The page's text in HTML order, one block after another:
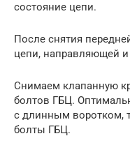
состояние цепи.
После снятия
цепи, направляющей и
Снимаем клапанную
болтов ГБЦ.
с длинным воротком,
болты ГБЦ.